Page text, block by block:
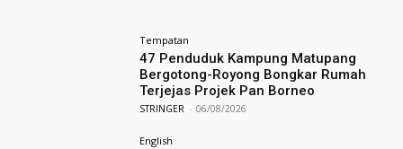
Tempatan
47 Penduduk Kampung Matupang
Bergotong-Royong Bongkar Rumah
Terjejas Projek Pan Borneo
STRINGER - 06/08/2026
English